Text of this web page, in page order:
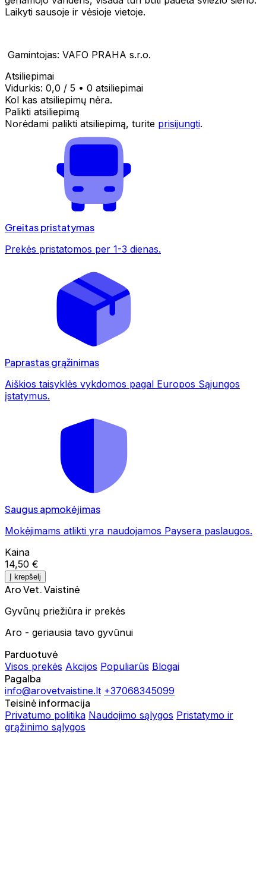
Laikyti sausoje ir vėsioje vietoje.
Gamintojas: VAFO PRAHA s.r.o.
Atsiliepimai
Vidurkis: 0,0 / 5 • 0 atsiliepimai
Kol kas atsiliepimų nėra.
Palikti atsiliepimą
Norėdami palikti atsiliepimą, turite prisijungti.
Greitas pristatymas
Prekės pristatomos per 1-3 dienas.
Paprastas grąžinimas
Aiškios taisyklės vykdomos pagal Europos Sąjungos
įstatymus.
Saugus apmokėjimas
Mokėjimams atlikti yra naudojamos Paysera paslaugos.
Kaina
14,50 €
Į krepšelį
Aro Vet. Vaistinė
Gyvūnų priežiūra ir prekės
Aro - geriausia tavo gyvūnui
Parduotuvė
Visos prekės Akcijos Populiarūs Blogai
Pagalba
info@arovetvaistine.lt +37068345099
Teisinė informacija
Privatumo politika Naudojimo sąlygos Pristatymo ir
grąžinimo sąlygos